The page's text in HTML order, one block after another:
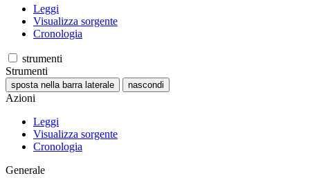
Leggi
Visualizza sorgente
Cronologia
strumenti
Strumenti
sposta nella barra laterale nascondi
Azioni
Leggi
Visualizza sorgente
Cronologia
Generale